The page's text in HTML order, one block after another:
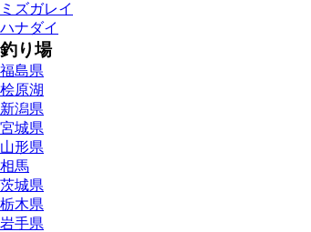
ミズガレイ
ハナダイ
釣り場
福島県
桧原湖
新潟県
宮城県
山形県
相馬
茨城県
栃木県
岩手県